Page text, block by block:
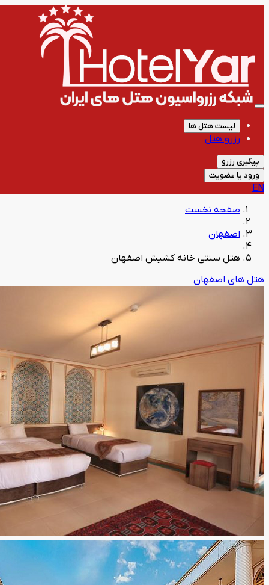
لیست هتل ها
رزرو هتل
پیگیری رزرو
ورود یا عضویت
EN
صفحه نخست
اصفهان
هتل سنتی خانه کشیش اصفهان
هتل های اصفهان